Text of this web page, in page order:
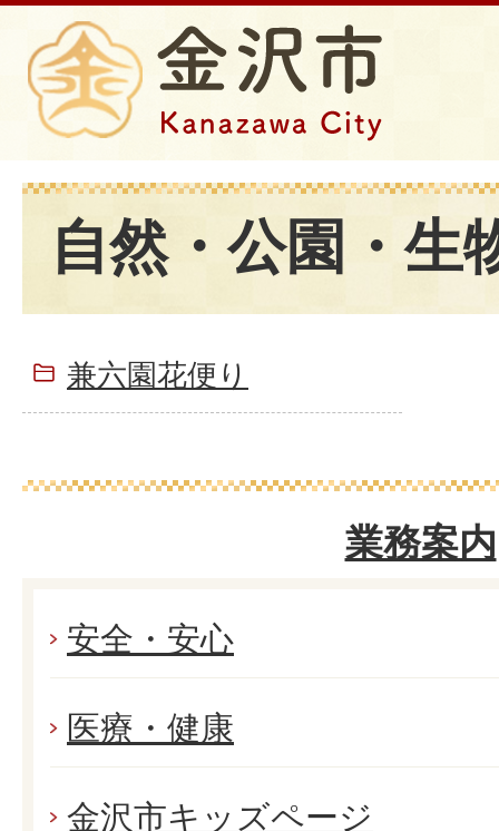
自然・公園・生
兼六園花便り
業務案内
安全・安心
医療・健康
金沢市キッズページ